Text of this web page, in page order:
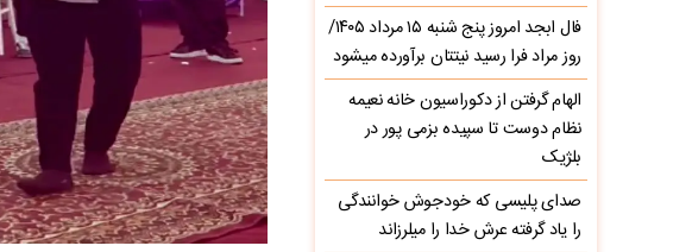
فال ابجد امروز پنج شنبه ۱۵ مرداد ۱۴۰۵/
روز مراد فرا رسید نیتتان برآورده میشود
الهام گرفتن از دکوراسیون خانه نعیمه
نظام دوست تا سپیده بزمی پور در
بلژیک
صدای پلیسی که خودجوش خوانندگی
را یاد گرفته عرش خدا را میلرزاند